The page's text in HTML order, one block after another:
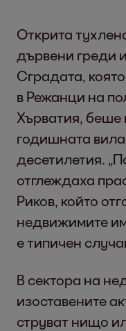
Открита
дървени греди
Сградата,
в Режанци на
Хърватия, беше
годишната
десетилетия.
отглеждаха
Риков, който
недвижимите
е типичен
В сектора на
изоставените
струват нищо